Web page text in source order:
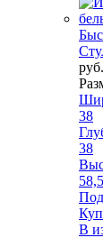
руб.
38
38
58,5
В